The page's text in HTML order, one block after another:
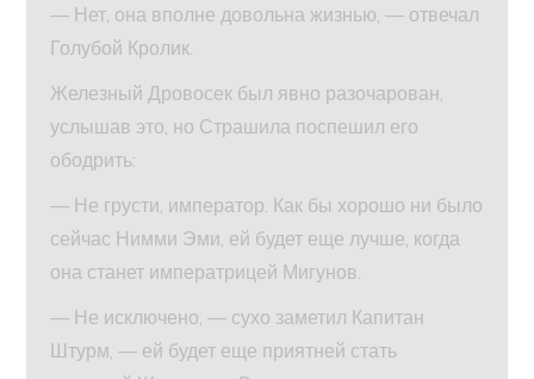
— Нет, она вполне довольна жизнью, — отвечал
Голубой Кролик.
Железный Дровосек был явно разочарован,
услышав это, но Страшила поспешил его
ободрить:
— Не грусти, император. Как бы хорошо ни было
сейчас Нимми Эми, ей будет еще лучше, когда
она станет императрицей Мигунов.
— Не исключено, — сухо заметил Капитан
Штурм, — ей будет еще приятней стать